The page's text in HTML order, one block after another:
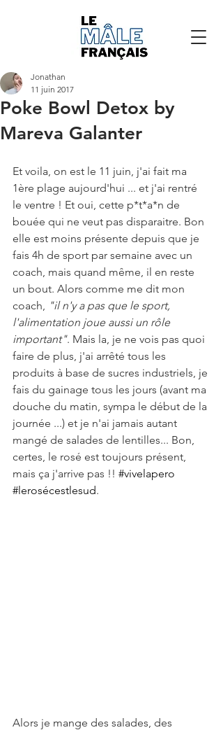
Poke Bowl Detox by
Mareva Galanter
Jonathan
11 juin 2017
Et voila, on est le 11 juin, j'ai fait ma
1ère plage aujourd'hui ... et j'ai rentré
le ventre ! Et oui, cette p*t*a*n de
bouée qui ne veut pas disparaitre. Bon
elle est moins présente depuis que je
fais 4h de sport par semaine avec un
coach, mais quand même, il en reste
un bout. Alors comme me dit mon
coach, "il n'y a pas que le sport,
l'alimentation joue aussi un rôle
important". Mais la, je ne vois pas quoi
faire de plus, j'ai arrêté tous les
produits à base de sucres industriels, je
fais du gainage tous les jours (avant ma
douche du matin, sympa le début de la
journée ...) et je n'ai jamais autant
mangé de salades de lentilles... Bon,
certes, le rosé est toujours présent,
mais ça j'arrive pas !! #vivelapero
#lerosécestlesud.
Alors je mange des salades, des